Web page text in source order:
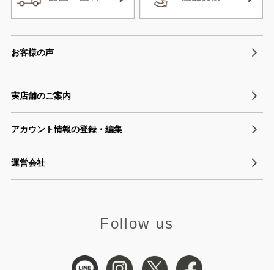
お客様の声
実店舗のご案内
アカウント情報の登録・編集
運営会社
Follow us